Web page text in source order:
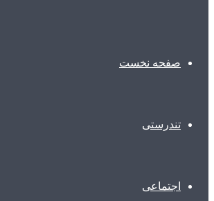
صفحه نخست
تندرستی
اجتماعی